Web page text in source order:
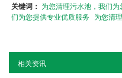
关键词： 为您清理污水池，我们
们为您提供专业优质服务 为您清
相关资讯